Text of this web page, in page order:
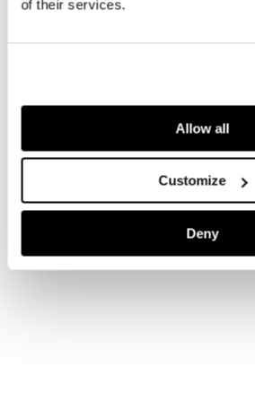
of their services.
Allow all
Customize
Deny
ARTIKEL DETAILS
LIEFERUNG UND RÜCKGABE